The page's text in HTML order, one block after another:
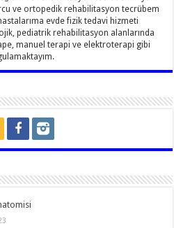
ve ortopedik rehabilitasyon tecrübem
evde fizik tedavi hizmeti
pediatrik rehabilitasyon alanlarında
manuel terapi ve elektroterapi gibi